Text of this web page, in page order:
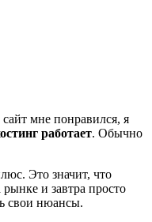
мне понравился, я
работает. Обычно
Это значит, что
рынке и завтра просто
свои нюансы.